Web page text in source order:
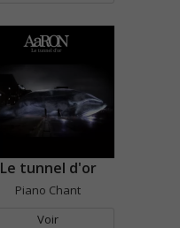
Le tunnel d'or
Piano Chant
Voir